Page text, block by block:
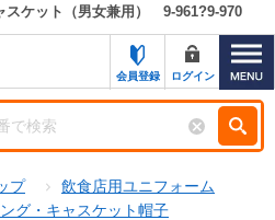
ン一覧
スケット（男女兼用） 9-961?9-970
会員登録 ログイン
プ
飲食店用ユニフォーム
グ・キャスケット帽子